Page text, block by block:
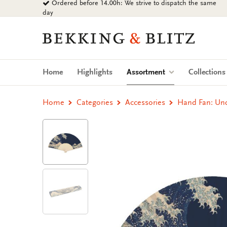
to
Ordered before 14.00h: We strive to dispatch the same
day
Bekking
Blitz
Uitgevers
Home Highlights Assortment (current)Collections
Home Categories Accessories Hand Fan: